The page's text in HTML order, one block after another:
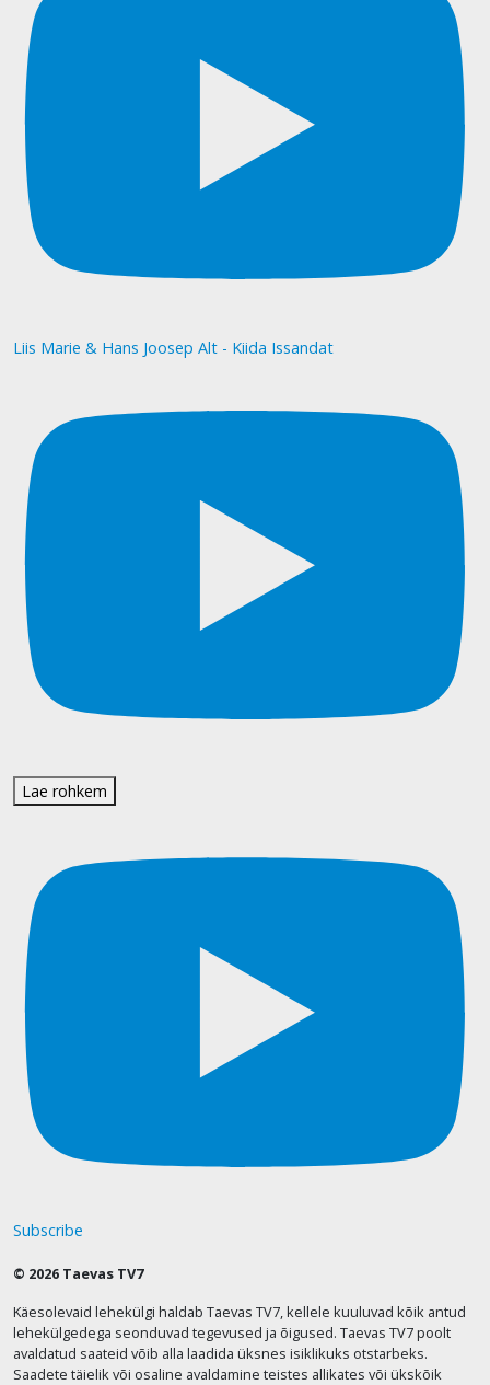
Liis Marie & Hans Joosep Alt - Kiida Issandat
Lae rohkem
Subscribe
© 2026 Taevas TV7
Käesolevaid lehekülgi haldab Taevas TV7, kellele kuuluvad kõik antud
lehekülgedega seonduvad tegevused ja õigused. Taevas TV7 poolt
avaldatud saateid võib alla laadida üksnes isiklikuks otstarbeks.
Saadete täielik või osaline avaldamine teistes allikates või ükskõik